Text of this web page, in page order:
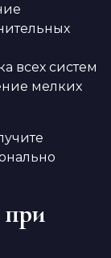
всех систем
мелких
при